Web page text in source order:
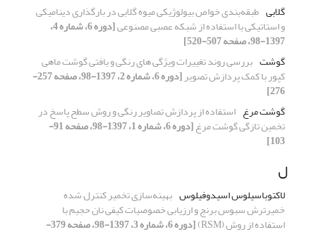
گلابی طبقه‌بندی خواص بیولوژیکی میوه گلابی در بارگذاری دینامیکی
و استاتیکی با استفاده از شبکه عصبی مصنوعی [دوره 6، شماره 4،
1397-98، صفحه 507-520]
گوشت بررسی روند تغییرات ویژگی های رنگی و بافتی گوشت ماهی
کپور با کمک پردازش تصویر [دوره 6، شماره 2، 1397-98، صفحه 257-
276]
گوشت مرغ استفاده از پردازش تصاویر رنگی و روش سطح پاسخ در
تخمین تازگی گوشت مرغ [دوره 6، شماره 1، 1397-98، صفحه 91-
103]
ل
لاکتوباسیلوس اسیدوفیلوس بهینه‌سازی تخمیر کنترل شده
خمیرترش سبوس برنج و ارزیابی خصوصیات کیفی نان حجیم با
استفاده از روش (RSM) [دوره 6، شماره 3، 1397-98، صفحه 379-